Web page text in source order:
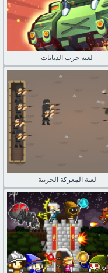
لعبة حرب الدبابات
لعبة المعركة الحربية